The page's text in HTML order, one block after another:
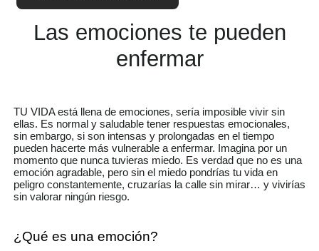
Las emociones te pueden
enfermar
TU VIDA está llena de emociones, sería imposible vivir sin
ellas. Es normal y saludable tener respuestas emocionales,
sin embargo, si son intensas y prolongadas en el tiempo
pueden hacerte más vulnerable a enfermar. Imagina por un
momento que nunca tuvieras miedo. Es verdad que no es una
emoción agradable, pero sin el miedo pondrías tu vida en
peligro constantemente, cruzarías la calle sin mirar… y vivirías
sin valorar ningún riesgo.
¿Qué es una emoción?